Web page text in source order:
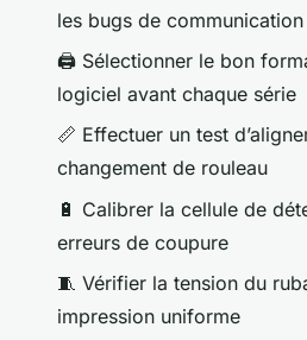
les bugs de communication
🖨️ Sélectionner le bon
logiciel avant chaque série
📏 Effectuer un test
changement de rouleau
🔋 Calibrer la cellule de
erreurs de coupure
🧵 Vérifier la tension du
impression uniforme